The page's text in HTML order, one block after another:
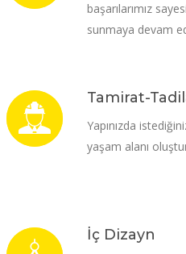
başarılarımız
sunmaya devam
Tamirat-
Yapınızda
yaşam alanı
İç Dizayn